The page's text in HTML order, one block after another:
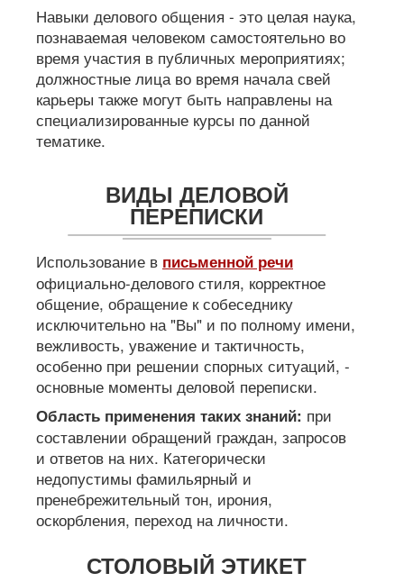
Навыки делового общения - это целая наука,
познаваемая человеком самостоятельно во
время участия в публичных мероприятиях;
должностные лица во время начала свей
карьеры также могут быть направлены на
специализированные курсы по данной
тематике.
ВИДЫ ДЕЛОВОЙ
ПЕРЕПИСКИ
Использование в письменной речи
официально-делового стиля, корректное
общение, обращение к собеседнику
исключительно на "Вы" и по полному имени,
вежливость, уважение и тактичность,
особенно при решении спорных ситуаций, -
основные моменты деловой переписки.
Область применения таких знаний: при
составлении обращений граждан, запросов
и ответов на них. Категорически
недопустимы фамильярный и
пренебрежительный тон, ирония,
оскорбления, переход на личности.
СТОЛОВЫЙ ЭТИКЕТ